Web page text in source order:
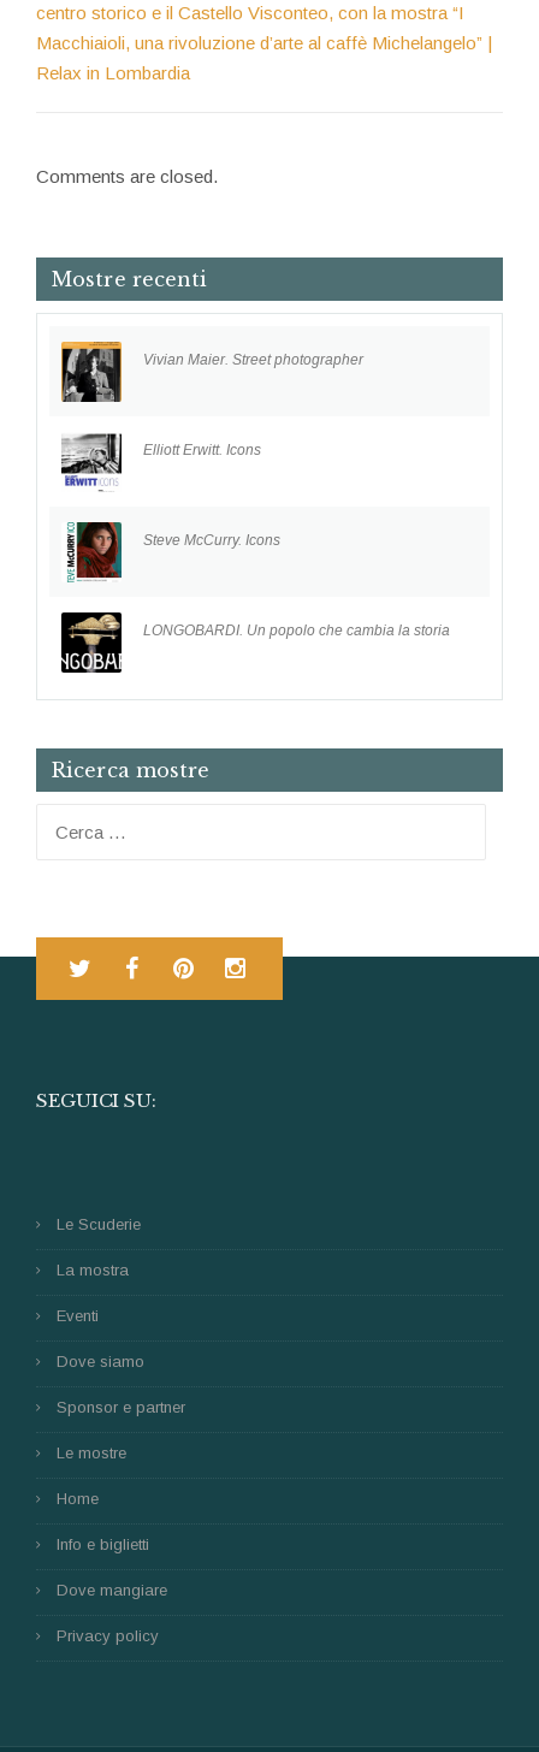
centro storico e il Castello Visconteo, con la mostra “I
Macchiaioli, una rivoluzione d’arte al caffè Michelangelo” |
Relax in Lombardia
Comments are closed.
Mostre recenti
Vivian Maier. Street photographer
Elliott Erwitt. Icons
Steve McCurry. Icons
LONGOBARDI. Un popolo che cambia la storia
Ricerca mostre
SEGUICI SU:
Le Scuderie
La mostra
Eventi
Dove siamo
Sponsor e partner
Le mostre
Home
Info e biglietti
Dove mangiare
Privacy policy